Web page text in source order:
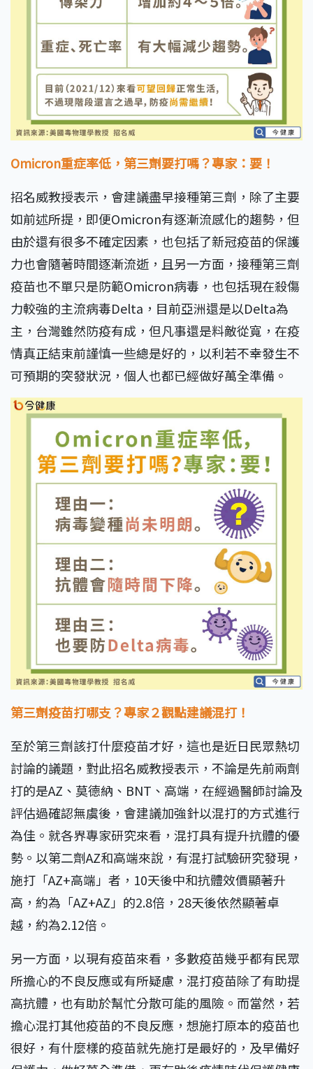
Omicron重症率低，第三劑要打嗎？專家：要！
招名威教授表示，會建議盡早接種第三劑，除了主要
如前述所提，即便Omicron有逐漸流感化的趨勢，但
由於還有很多不確定因素，也包括了新冠疫苗的保護
力也會隨著時間逐漸流逝，且另一方面，接種第三劑
疫苗也不單只是防範Omicron病毒，也包括現在殺傷
力較強的主流病毒Delta，目前亞洲還是以Delta為
主，台灣雖然防疫有成，但凡事還是料敵從寬，在疫
情真正結束前謹慎一些總是好的，以利若不幸發生不
可預期的突發狀況，個人也都已經做好萬全準備。
第三劑疫苗打哪支？專家２觀點建議混打！
至於第三劑該打什麼疫苗才好，這也是近日民眾熱切
討論的議題，對此招名威教授表示，不論是先前兩劑
打的是AZ、莫德納、BNT、高端，在經過醫師討論及
評估過確認無虞後，會建議加強針以混打的方式進行
為佳。就各界專家研究來看，混打具有提升抗體的優
勢。以第二劑AZ和高端來說，有混打試驗研究發現，
施打「AZ+高端」者，10天後中和抗體效價顯著升
高，約為「AZ+AZ」的2.8倍，28天後依然顯著卓
越，約為2.12倍。
另一方面，以現有疫苗來看，多數疫苗幾乎都有民眾
所擔心的不良反應或有所疑慮，混打疫苗除了有助提
高抗體，也有助於幫忙分散可能的風險。而當然，若
擔心混打其他疫苗的不良反應，想施打原本的疫苗也
很好，有什麼樣的疫苗就先施打是最好的，及早備好